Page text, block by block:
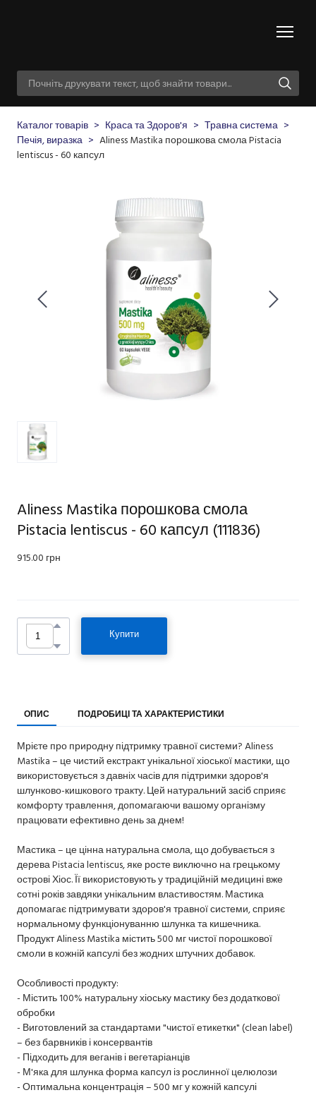
Каталог товарів Краса та Здоров'я
Травна система
Печія, виразка
Aliness Mastika порошкова смола Pistacia
lentiscus - 60 капсул
Aliness Mastika порошкова смола
Pistacia lentiscus - 60 капсул (111836)
915.00 грн
Купити
ОПИС ПОДРОБИЦІ ТА ХАРАКТЕРИСТИКИ
Мрієте про природну підтримку травної системи? Aliness
Mastika – це чистий екстракт унікальної хіоської мастики, що
використовується з давніх часів для підтримки здоров'я
шлунково-кишкового тракту. Цей натуральний засіб сприяє
комфорту травлення, допомагаючи вашому організму
працювати ефективно день за днем!
Мастика – це цінна натуральна смола, що добувається з
дерева Pistacia lentiscus, яке росте виключно на грецькому
острові Хіос. Її використовують у традиційній медицині вже
сотні років завдяки унікальним властивостям. Мастика
допомагає підтримувати здоров'я травної системи, сприяє
нормальному функціонуванню шлунка та кишечника.
Продукт Aliness Mastika містить 500 мг чистої порошкової
смоли в кожній капсулі без жодних штучних добавок.
Особливості продукту:
- Містить 100% натуральну хіоську мастику без додаткової
обробки
- Виготовлений за стандартами "чистої етикетки" (clean label)
– без барвників і консервантів
- Підходить для веганів і вегетаріанців
- М'яка для шлунка форма капсул із рослинної целюлози
- Оптимальна концентрація – 500 мг у кожній капсулі